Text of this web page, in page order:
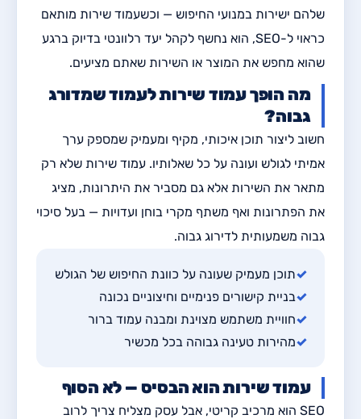
שלהם ישירות במנועי החיפוש — וכשעמוד שירות מותאם
כראוי ל-SEO, הוא נחשף לקהל יעד רלוונטי בדיוק ברגע
שהוא מחפש את המוצר או השירות שאתם מציעים.
מה הופך עמוד שירות לעמוד שמדורג
גבוה?
חשוב ליצור תוכן איכותי, מקיף ומעמיק שמספק ערך
אמיתי לגולש ועונה על כל שאלותיו. עמוד שירות שלא רק
מתאר את השירות אלא גם מסביר את היתרונות, מציג
את הפתרונות ואף משתף מקרי בוחן ועדויות — בעל סיכוי
גבוה משמעותית לדירוג גבוה.
✓תוכן מעמיק שעונה על כוונת החיפוש של הגולש
✓בניית קישורים פנימיים וחיצוניים נכונה
✓חוויית משתמש מצוינת ומבנה עמוד ברור
✓מהירות טעינה גבוהה בכל מכשיר
עמוד שירות הוא הבסיס — לא הסוף
SEO הוא מרכיב קריטי, אבל עסק מצליח צריך לרוב